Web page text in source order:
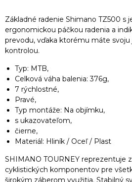
Základné radenie Shimano TZ500 s
ergonomickou páčkou radenia a
prevodu, vďaka ktorému máte
kontrolou.
Typ: MTB,
Celková váha balenia: 376g,
7 rýchlostné,
Pravé,
Typ montáže: Na objímku,
s ukazovateľom,
čierne,
Materiál: Hliník / Oceľ / Plast
SHIMANO TOURNEY reprezentuje
cyklistických komponentov pre
širokým záberom využitia. Stabilný